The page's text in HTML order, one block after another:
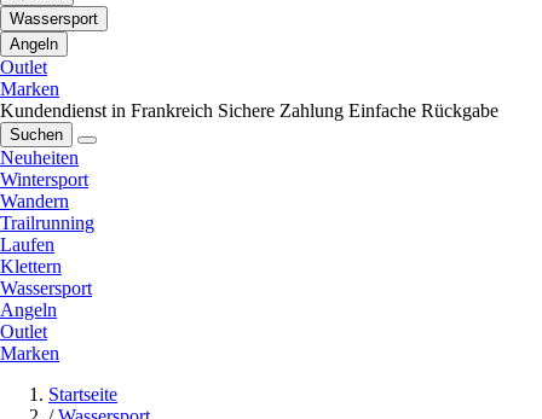
Wassersport
Angeln
Outlet
Marken
Kundendienst in Frankreich Sichere Zahlung Einfache Rückgabe
Suchen
Neuheiten
Wintersport
Wandern
Trailrunning
Laufen
Klettern
Wassersport
Angeln
Outlet
Marken
Startseite